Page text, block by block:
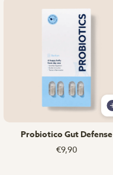
Probiotico Gut Defense
€9,90